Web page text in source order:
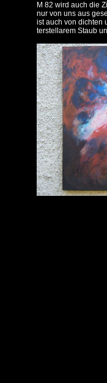
M 82 wird auch die
nur von uns aus
ist auch von dichten
terstellarem Staub